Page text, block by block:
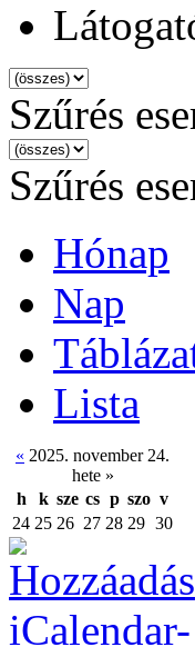
Szűrés
Szűrés
Hónap
Nap
Lista
« 2025. november 24.
hete »
h
k sze cs p szo v
24 25 26 27 28 29 30